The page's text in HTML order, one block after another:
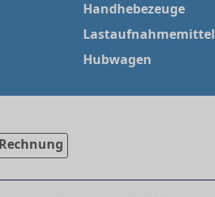
Handhebezeuge
Lastaufnahmemittel
Hubwagen
Rechnung